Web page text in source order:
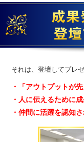
それは、登壇してプレ
・「アウトプットが
・人に伝えるために
・仲間に活躍を認知さ